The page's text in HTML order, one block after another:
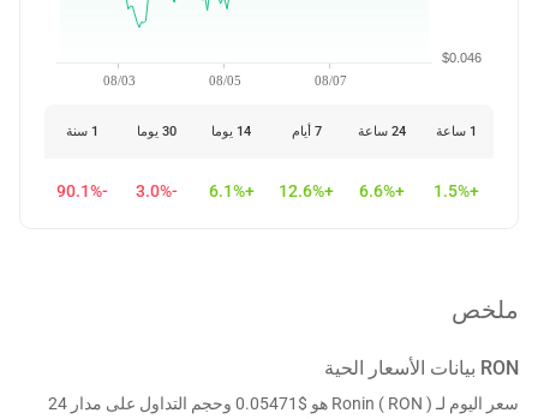
08/03 08/05 08/07
$0.046
1 ساعة 24 ساعة 7 أيام 14 يوما 30 يوما 1 سنة
+1.5%
+6.6%
+12.6%
+6.1%
-3.0%
-90.1%
ملخص
RON بيانات الأسعار الحية
سعر اليوم لـ Ronin ( RON ) هو $0.05471 وحجم التداول على مدار 24